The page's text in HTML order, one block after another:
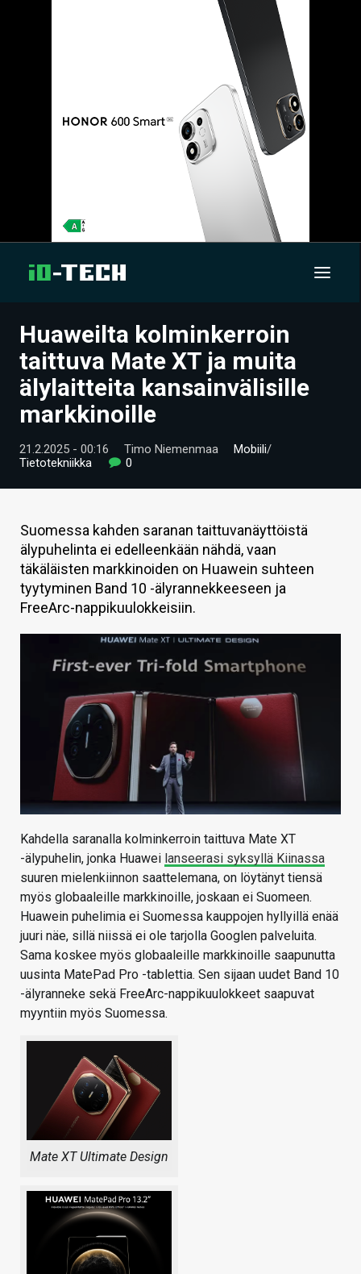
UUTISET
ARTIKKELIT
VIDEOT
TECHBBS
KAUPPA
VAIHDA TEEMA
HAKU
Huaweilta kolminkerroin
taittuva Mate XT ja muita
älylaitteita kansainvälisille
markkinoille
21.2.2025 - 00:16 Timo Niemenmaa Mobiili/
Tietotekniikka
0
Suomessa kahden saranan taittuvanäyttöistä
älypuhelinta ei edelleenkään nähdä, vaan
täkäläisten markkinoiden on Huawein suhteen
tyytyminen Band 10 -älyrannekkeeseen ja
FreeArc-nappikuulokkeisiin.
Kahdella saranalla kolminkerroin taittuva Mate XT
-älypuhelin, jonka Huawei lanseerasi syksyllä Kiinassa
suuren mielenkiinnon saattelemana, on löytänyt tiensä
myös globaaleille markkinoille, joskaan ei Suomeen.
Huawein puhelimia ei Suomessa kauppojen hyllyillä enää
juuri näe, sillä niissä ei ole tarjolla Googlen palveluita.
Sama koskee myös globaaleille markkinoille saapunutta
uusinta MatePad Pro -tablettia. Sen sijaan uudet Band 10
-älyranneke sekä FreeArc-nappikuulokkeet saapuvat
myyntiin myös Suomessa.
Mate XT Ultimate Design